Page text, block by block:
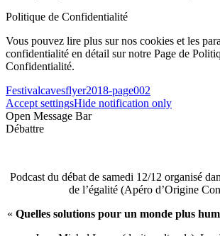
Politique de Confidentialité
Vous pouvez lire plus sur nos cookies et les
confidentialité en détail sur notre Page de
Confidentialité.
Festivalcavesflyer2018-page002
Accept settingsHide notification only
Open Message Bar
Débattre
Podcast du débat de samedi 12/12 organisé
de l’égalité (Apéro d’Origine
« Quelles solutions pour un monde plus